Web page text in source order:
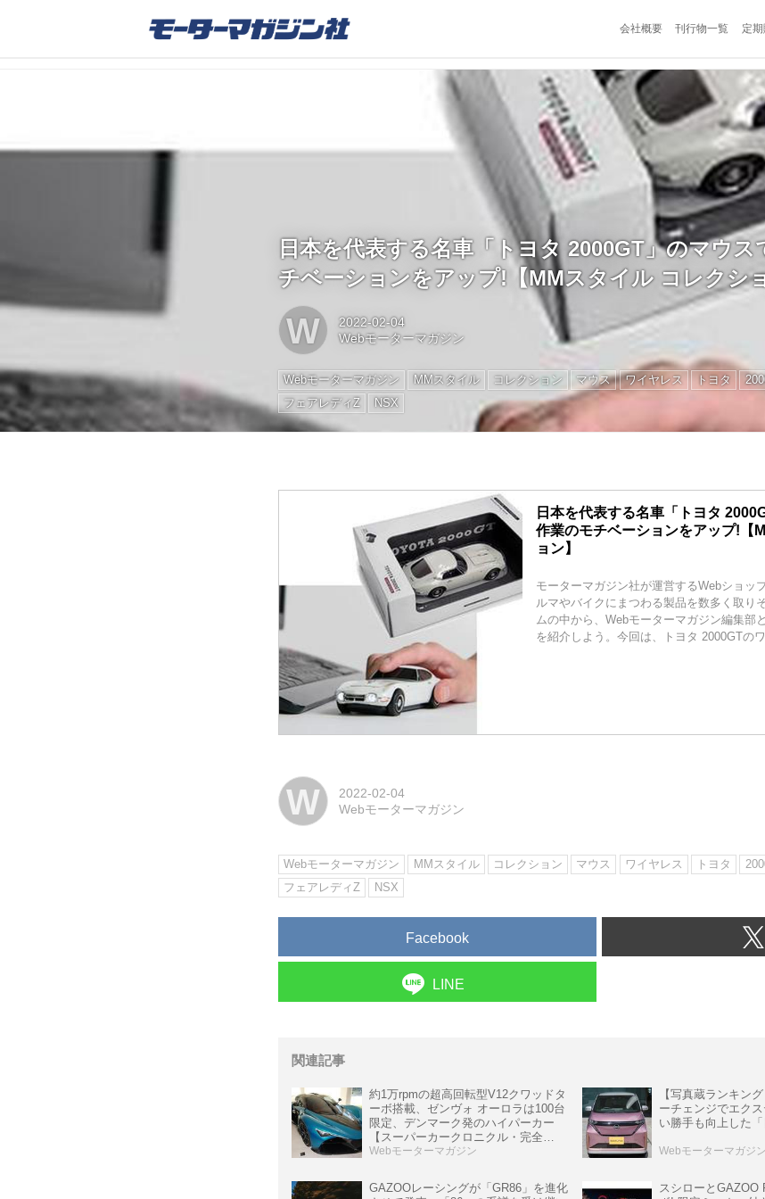
会社概要 刊行物一覧 定
日本を代表する名車「トヨタ 2000GT」のマウス
チベーションをアップ!【MMスタイル コレクショ
W
2022-02-04
Webモーターマガジン
Webモーターマガジン MMスタイル コレクション マウス ワイヤレス トヨタ
フェアレディZ
NSX
日本を代表する名車「トヨタ
作業のモチベーションをアップ!【
ョン】
モーターマガジン社が運営するWebショッ
ルマやバイクにまつわる製品を数多く取り
ムの中から、Webモーターマガジン編集部
を紹介しよう。今回は、トヨタ 2000GTの
W
2022-02-04
Webモーターマガジン
Webモーターマガジン MMスタイル コレクション マウス ワイヤレス トヨタ
フェアレディZ
NSX
Facebook
LINE
関連記事
約1万rpmの超高回転型V12クワッドタ
ーボ搭載、ゼンヴォ オーロラは100台
限定、デンマーク発のハイパーカー
【スーパーカークロニクル・完全
版/116】
Webモーターマガジン
【写真蔵ランキン
ーチェンジでエク
い勝手も向上した「
Webモーターマガジン
GAZOOレーシングが「GR86」を進化
スシローとGAZOO